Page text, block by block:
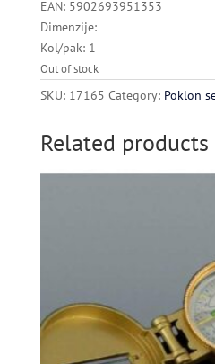
EAN: 5902693951353
Dimenzije:
Kol/pak: 1
Out of stock
SKU: 17165 Category: Poklon
Related products